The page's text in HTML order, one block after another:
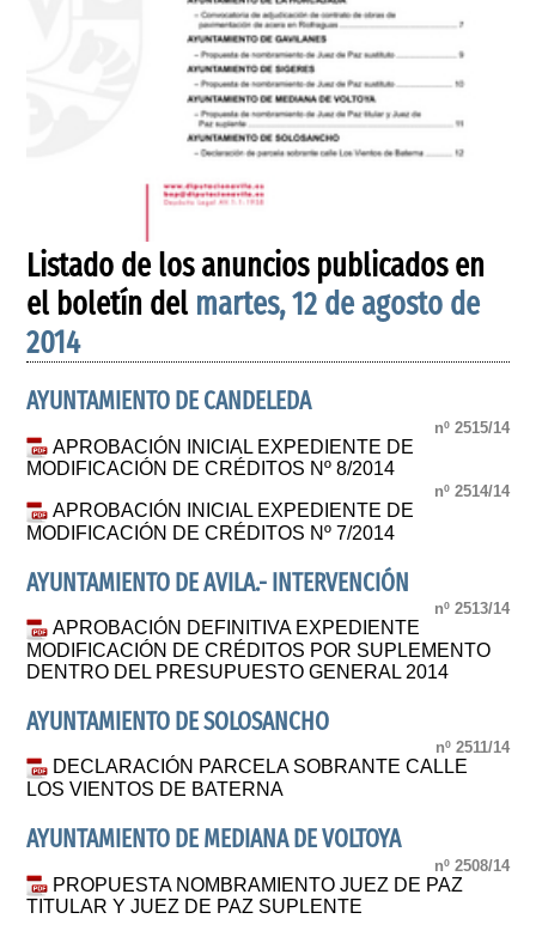
Listado de los anuncios publicados en
el boletín del martes, 12 de agosto de
2014
AYUNTAMIENTO DE CANDELEDA
nº 2515/14
APROBACIÓN INICIAL EXPEDIENTE DE
MODIFICACIÓN DE CRÉDITOS Nº 8/2014
nº 2514/14
APROBACIÓN INICIAL EXPEDIENTE DE
MODIFICACIÓN DE CRÉDITOS Nº 7/2014
AYUNTAMIENTO DE AVILA.- INTERVENCIÓN
nº 2513/14
APROBACIÓN DEFINITIVA EXPEDIENTE
MODIFICACIÓN DE CRÉDITOS POR SUPLEMENTO
DENTRO DEL PRESUPUESTO GENERAL 2014
AYUNTAMIENTO DE SOLOSANCHO
nº 2511/14
DECLARACIÓN PARCELA SOBRANTE CALLE
LOS VIENTOS DE BATERNA
AYUNTAMIENTO DE MEDIANA DE VOLTOYA
nº 2508/14
PROPUESTA NOMBRAMIENTO JUEZ DE PAZ
TITULAR Y JUEZ DE PAZ SUPLENTE